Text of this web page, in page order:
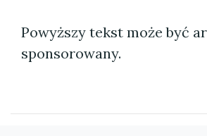
Powyższy tekst może być
sponsorowany.